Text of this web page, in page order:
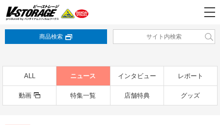
商品検索
ALL ニュース インタビュー レポート
動画 特集一覧 店舗特典 グッズ